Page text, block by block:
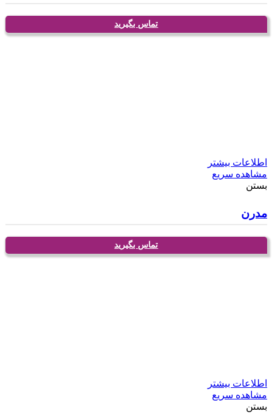
تماس بگیرید
اطلاعات بیشتر
مشاهده سریع
بستن
مدرن
تماس بگیرید
اطلاعات بیشتر
مشاهده سریع
بستن